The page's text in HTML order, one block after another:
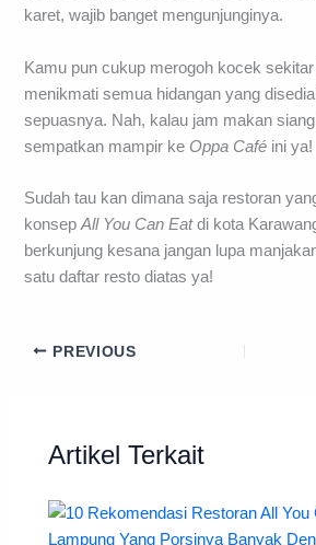
karet, wajib banget mengunjunginya.
Kamu pun cukup merogoh kocek
menikmati semua hidangan yang
sepuasnya. Nah, kalau jam makan
sempatkan mampir ke Oppa Café ini ya!
Sudah tau kan dimana saja restoran
konsepAll You Can Eatdi kota
berkunjung kesana jangan lupa
satu daftar resto diatas ya!
PREVIOUS
Artikel Terkait